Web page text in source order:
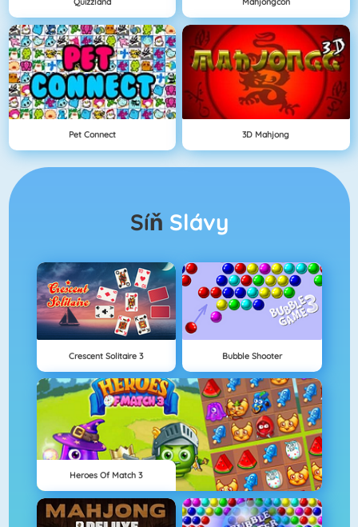
Pet Connect 3D Mahjong
Síň Slávy
Crescent Solitaire 3 Bubble Shooter
Heroes Of Match 3